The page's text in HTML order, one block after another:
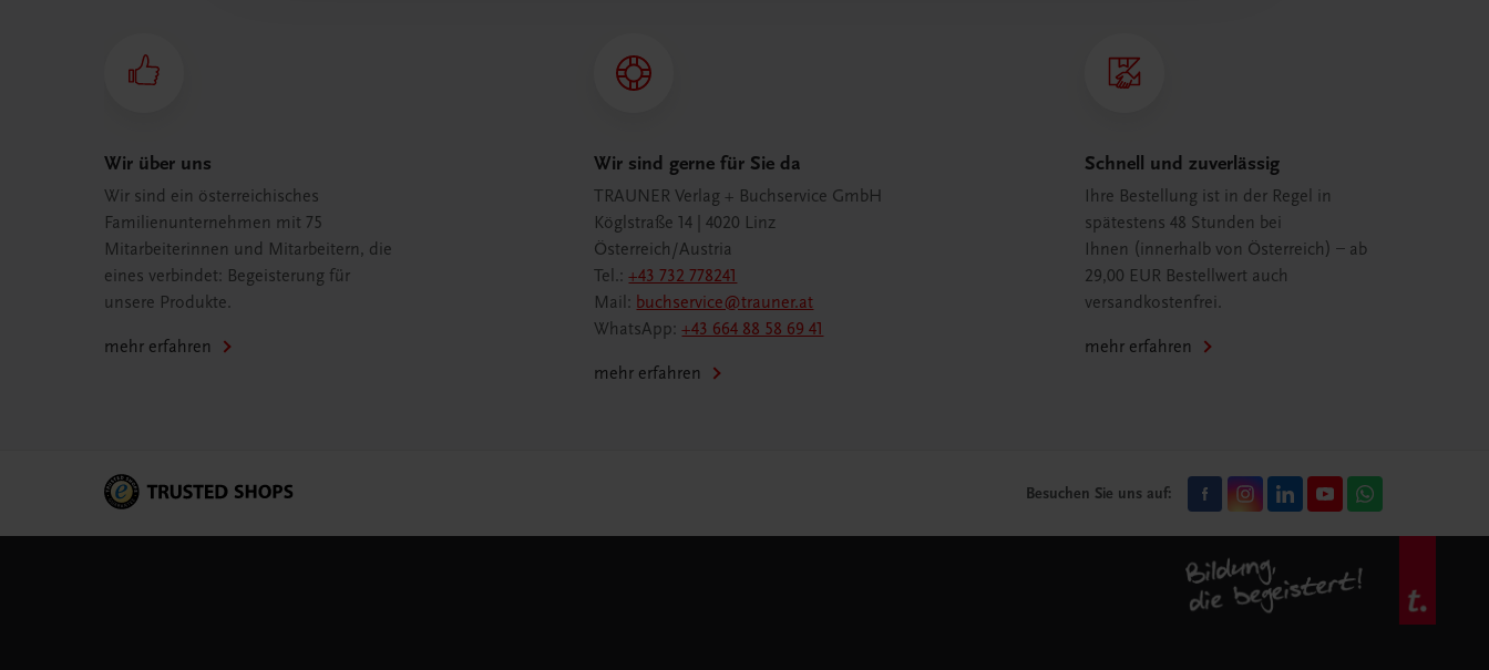
Wir über uns
Wir sind ein österreichisches
Familienunternehmen mit 75
Mitarbeiterinnen und Mitarbeitern, die
eines verbindet: Begeisterung für
unsere Produkte.
mehr erfahren
Wir sind gerne für Sie da
TRAUNER Verlag + Buchservice GmbH
Köglstraße 14 | 4020 Linz
Österreich/Austria
Tel.:+43 732 778241
Mail: buchservice@trauner.at
WhatsApp:+43 664 88 58 69 41
mehr erfahren
Schnell und zuverlässig
Ihre Bestellung ist in der Regel in
spätestens 48 Stunden bei
Ihnen (innerhalb von Österreich) – ab
29,00 EUR Bestellwert auch
versandkostenfrei.
mehr erfahren
Besuchen Sie uns auf: